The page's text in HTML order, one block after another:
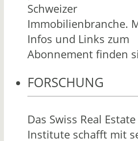
Schweizer
Immobilienbranche.
Infos und Links zum
Abonnement finden
FORSCHUNG
Das Swiss Real Estate
Institute schafft mit